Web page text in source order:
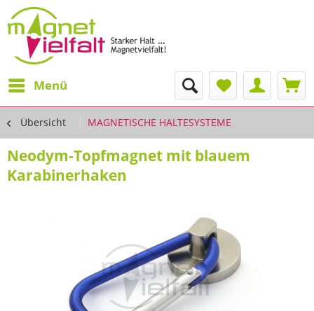
Menü
Übersicht MAGNETISCHE HALTESYSTEME
Neodym-Topfmagnet mit blauem
Karabinerhaken